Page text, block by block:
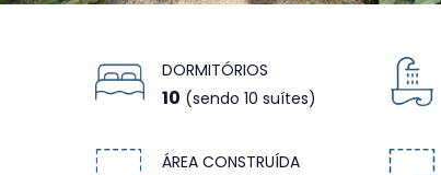
DORMITÓRIOS
10 (sendo 10 suítes)
ÁREA CONSTRUÍDA